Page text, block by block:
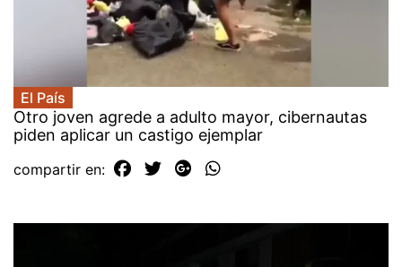
El País
Otro joven agrede a adulto mayor, cibernautas
piden aplicar un castigo ejemplar
compartir en: